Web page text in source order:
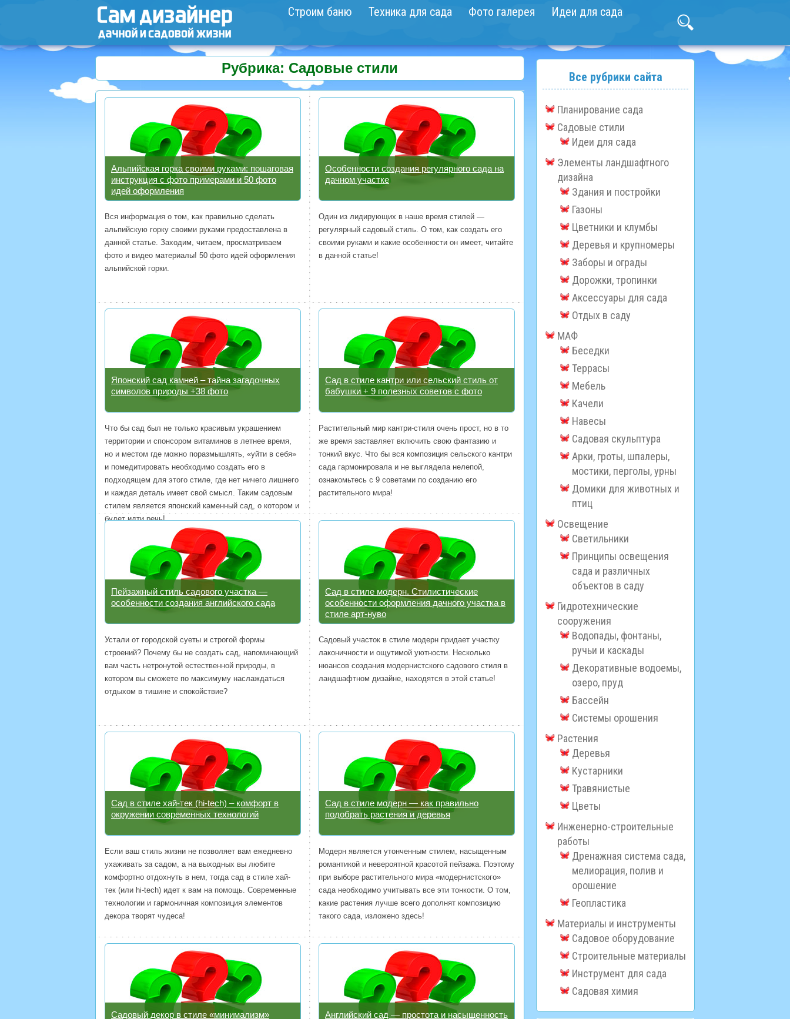
Идеи для сада
Фото галерея
Техника для сада
Строим баню
Рубрика: Садовые стили
Альпийская горка своими руками: пошаговая
инструкция с фото примерами и 50 фото
идей оформления
Вся информация о том, как правильно сделать
альпийскую горку своими руками предоставлена в
данной статье. Заходим, читаем, просматриваем
фото и видео материалы! 50 фото идей оформления
альпийской горки.
Особенности создания регулярного сада на
дачном участке
Один из лидирующих в наше время стилей —
регулярный садовый стиль. О том, как создать его
своими руками и какие особенности он имеет, читайте
в данной статье!
Японский сад камней – тайна загадочных
символов природы +38 фото
Что бы сад был не только красивым украшением
территории и спонсором витаминов в летнее время,
но и местом где можно поразмышлять, «уйти в себя»
и помедитировать необходимо создать его в
подходящем для этого стиле, где нет ничего лишнего
и каждая деталь имеет свой смысл. Таким садовым
стилем является японский каменный сад, о котором и
будет идти речь!
Сад в стиле кантри или сельский стиль от
бабушки + 9 полезных советов с фото
Растительный мир кантри-стиля очень прост, но в то
же время заставляет включить свою фантазию и
тонкий вкус. Что бы вся композиция сельского кантри
сада гармонировала и не выглядела нелепой,
ознакомьтесь с 9 советами по созданию его
растительного мира!
Пейзажный стиль садового участка —
особенности создания английского сада
Устали от городской суеты и строгой формы
строений? Почему бы не создать сад, напоминающий
вам часть нетронутой естественной природы, в
котором вы сможете по максимуму наслаждаться
отдыхом в тишине и спокойствие?
Сад в стиле модерн. Стилистические
особенности оформления дачного участка в
стиле арт-нуво
Садовый участок в стиле модерн придает участку
лаконичности и ощутимой уютности. Несколько
нюансов создания модернистского садового стиля в
ландшафтном дизайне, находятся в этой статье!
Сад в стиле хай-тек (hi-tech) – комфорт в
окружении современных технологий
Если ваш стиль жизни не позволяет вам ежедневно
ухаживать за садом, а на выходных вы любите
комфортно отдохнуть в нем, тогда сад в стиле хай-
тек (или hi-tech) идет к вам на помощь. Современные
технологии и гармоничная композиция элементов
декора творят чудеса!
Сад в стиле модерн — как правильно
подобрать растения и деревья
Модерн является утонченным стилем, насыщенным
романтикой и невероятной красотой пейзажа. Поэтому
при выборе растительного мира «модернистского»
сада необходимо учитывать все эти тонкости. О том,
какие растения лучше всего дополнят композицию
такого сада, изложено здесь!
Садовый декор в стиле «минимализм»
Английский сад — простота и насыщенность
Все рубрики сайта
Планирование сада
Садовые стили
Идеи для сада
Элементы ландшафтного
дизайна
Здания и постройки
Газоны
Цветники и клумбы
Деревья и крупномеры
Заборы и ограды
Дорожки, тропинки
Аксессуары для сада
Отдых в саду
МАФ
Беседки
Террасы
Мебель
Качели
Навесы
Садовая скульптура
Арки, гроты, шпалеры,
мостики, перголы, урны
Домики для животных и
птиц
Освещение
Светильники
Принципы освещения
сада и различных
объектов в саду
Гидротехнические
сооружения
Водопады, фонтаны,
ручьи и каскады
Декоративные водоемы,
озеро, пруд
Бассейн
Системы орошения
Растения
Деревья
Кустарники
Травянистые
Цветы
Инженерно-строительные
работы
Дренажная система сада,
мелиорация, полив и
орошение
Геопластика
Материалы и инструменты
Садовое оборудование
Строительные материалы
Инструмент для сада
Садовая химия